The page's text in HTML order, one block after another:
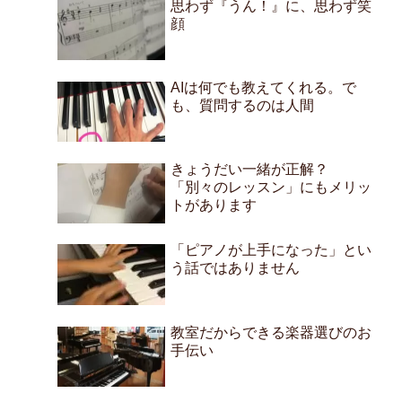
思わず『うん！』に、思わず笑
顔
AIは何でも教えてくれる。で
も、質問するのは人間
きょうだい一緒が正解？
「別々のレッスン」にもメリッ
トがあります
「ピアノが上手になった」とい
う話ではありません
教室だからできる楽器選びのお
手伝い